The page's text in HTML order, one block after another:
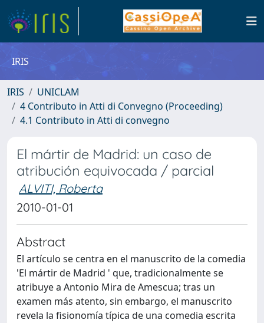
IRIS
IRIS
UNICLAM
4 Contributo in Atti di Convegno (Proceeding)
4.1 Contributo in Atti di convegno
El mártir de Madrid: un caso de
atribución equivocada / parcial
ALVITI, Roberta
2010-01-01
Abstract
El artículo se centra en el manuscrito de la comedia
'El mártir de Madrid ' que, tradicionalmente se
atribuye a Antonio Mira de Amescua; tras un
examen más atento, sin embargo, el manuscrito
revela la fisionomía típica de una comedia escrita